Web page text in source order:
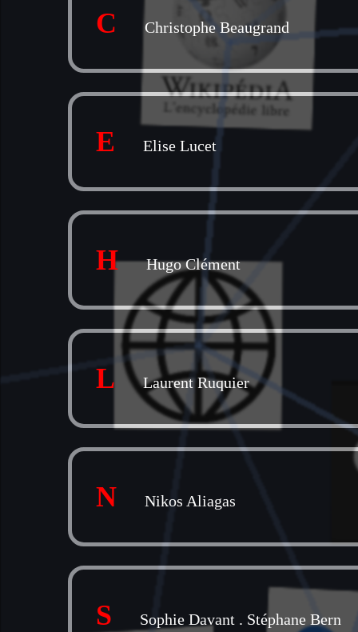
C Christophe Beaugrand
E Elise Lucet
H Hugo Clément
L Laurent Ruquier
N Nikos Aliagas
S Sophie Davant . Stéphane Bern